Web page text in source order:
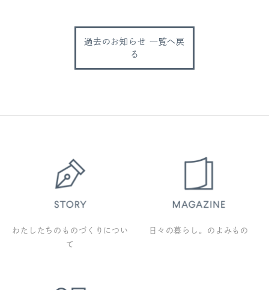
過去のお知らせ 一覧へ戻
る
わたしたちのものづくりについ
て
日々の暮らし。のよみもの